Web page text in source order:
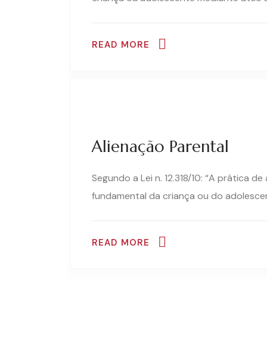
READ MORE
Alienação Parental
Segundo a Lei n. 12.318/10: “A prática
fundamental da criança ou do
READ MORE